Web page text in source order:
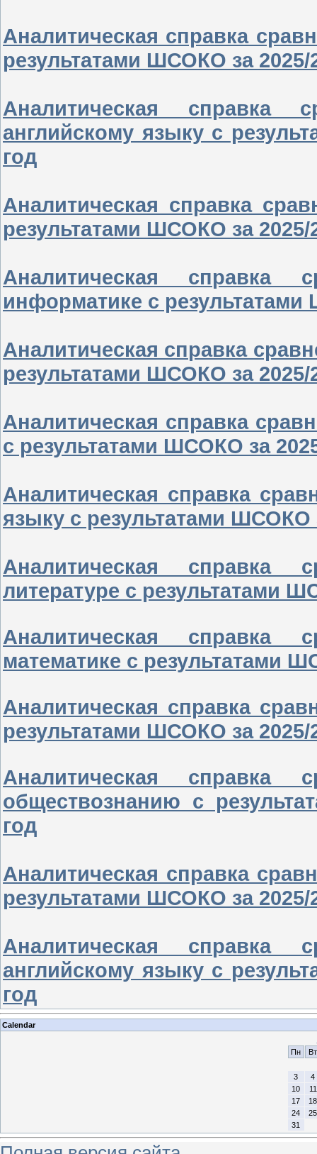
Аналитическая справка
результатами ШСОКО за
Аналитическая справка
английскому языку с
год
Аналитическая справка
результатами ШСОКО за
Аналитическая справка
информатике с
Аналитическая справка
результатами ШСОКО за
Аналитическая справка
с результатами ШСОКО за
Аналитическая справка
языку с результатами ШСОКО
Аналитическая справка
литературе с результатами
Аналитическая справка
математике с результатами
Аналитическая справка
результатами ШСОКО за
Аналитическая справка
обществознанию с
год
Аналитическая справка
результатами ШСОКО за
Аналитическая справка
английскому языку с
год
Calendar
Пн
Вт
3
4
10
11
17
18
24
25
31